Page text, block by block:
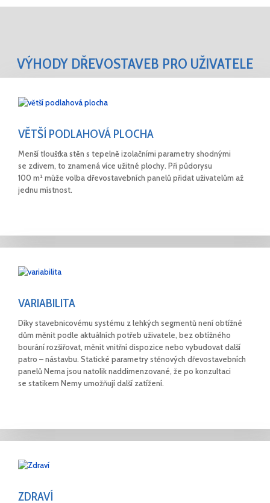
VÝHODY DŘEVOSTAVEB PRO UŽIVATELE
VĚTŠÍ PODLAHOVÁ PLOCHA
Menší tloušťka stěn s tepelně izolačními parametry shodnými
se zdivem, to znamená více užitné plochy. Při půdorysu
100 m² může volba dřevostavebních panelů přidat uživatelům až
jednu místnost.
VARIABILITA
Díky stavebnicovému systému z lehkých segmentů není obtížné
dům měnit podle aktuálních potřeb uživatele, bez obtížného
bourání rozšiřovat, měnit vnitřní dispozice nebo vybudovat další
patro – nástavbu. Statické parametry stěnových dřevostavebních
panelů Nema jsou natolik naddimenzované, že po konzultaci
se statikem Nemy umožňují další zatížení.
ZDRAVÍ